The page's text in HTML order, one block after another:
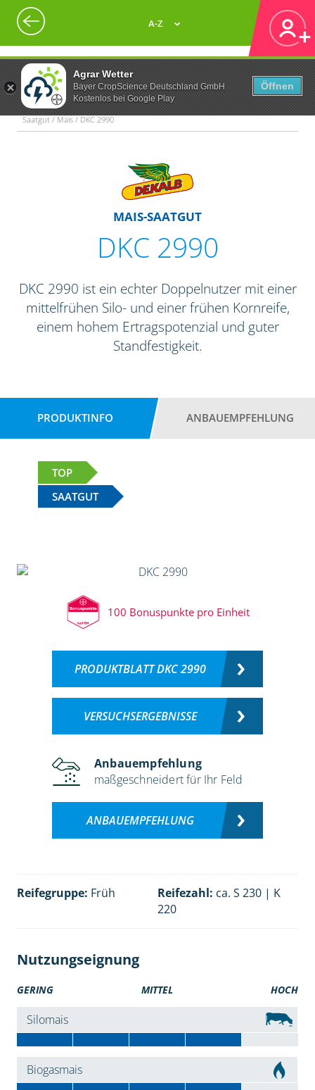
Agrar Wetter
Bayer CropScience Deutschland GmbH
Kostenlos bei Google Play
Öffnen
A-Z
Saatgut / Mais / DKC 2990
MAIS-SAATGUT
DKC 2990
DKC 2990 ist ein echter Doppelnutzer mit einer
mittelfrühen Silo- und einer frühen Kornreife,
einem hohem Ertragspotenzial und guter
Standfestigkeit.
PRODUKTINFO ANBAUEMPFEHLUNG
TOP
SAATGUT
100 Bonuspunkte pro Einheit
PRODUKTBLATT DKC 2990
VERSUCHSERGEBNISSE
Anbauempfehlung
maßgeschneidert für Ihr Feld
ANBAUEMPFEHLUNG
Reifegruppe: Früh Reifezahl: ca. S 230 | K
220
Nutzungseignung
GERING MITTEL HOCH
Silomais
Biogasmais